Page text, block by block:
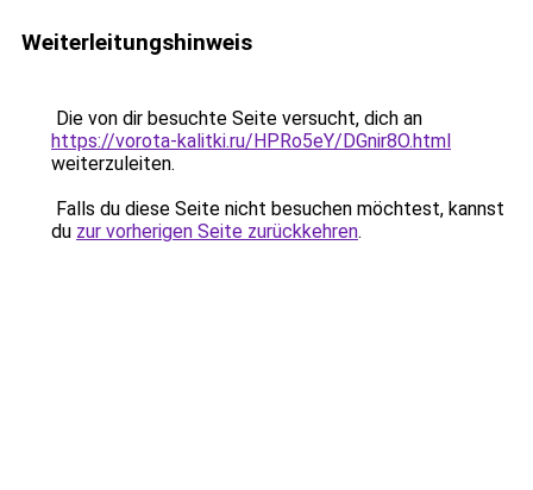
Weiterleitungshinweis
Die von dir besuchte Seite versucht, dich an
https://vorota-kalitki.ru/HPRo5eY/DGnir8O.html
weiterzuleiten.
Falls du diese Seite nicht besuchen möchtest, kannst
du zur vorherigen Seite zurückkehren.